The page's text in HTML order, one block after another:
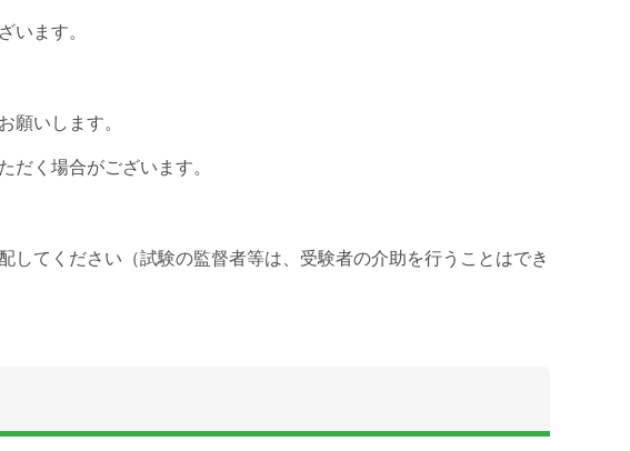
います。
願いします。
だく場合がございます。
てください（試験の監督者等は、受験者の介助を行うことはでき